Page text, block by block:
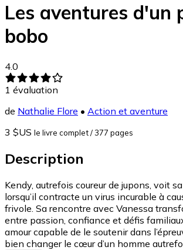
Les aventures d'un
bobo
4.0
1 évaluation
de Nathalie Flore • Action et aventure
3 $US le livre complet/ 377 pages
Description
Kendy, autrefois coureur de jupons, voit
lorsqu’il contracte un virus incurable à
frivole. Sa rencontre avec Vanessa
entre passion, confiance et défis
amour capable de le soutenir dans
bien changer le cœur d’un homme